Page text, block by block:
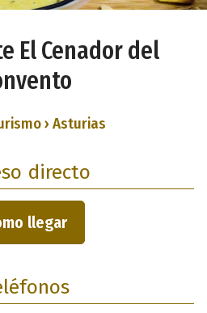
El Cenador del
› Asturias
directo
llegar